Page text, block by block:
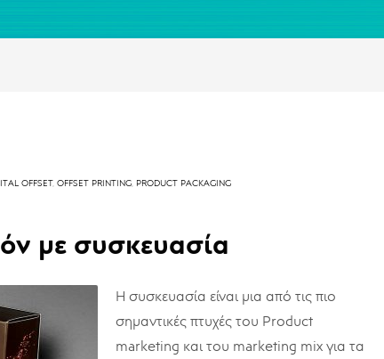
OFFSET, OFFSET PRINTING, PRODUCT PACKAGING
με συσκευασία
Η συσκευασία είναι μια από τις πιο
σημαντικές πτυχές του Product
marketing και του marketing mix για τα